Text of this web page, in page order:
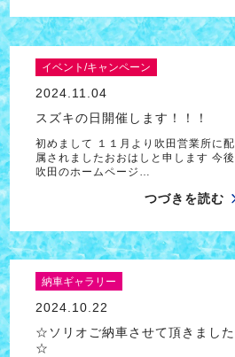
イベント/キャンペーン
2024.11.04
スズキの日開催します！！！
初めまして １１月より吹田営業所に配
属されましたおおはしと申します 今後
吹田のホームページ…
つづきを読む
納車ギャラリー
2024.10.22
☆ソリオご納車させて頂きました
☆